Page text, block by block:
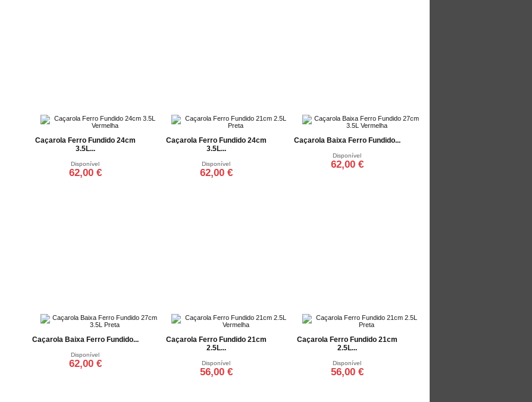
Caçarola Ferro Fundido 24cm
3.5L...
Disponível
62,00 €
Caçarola Ferro Fundido 24cm
3.5L...
Disponível
62,00 €
Caçarola Baixa Ferro Fundido...
Disponível
62,00 €
Caçarola Baixa Ferro Fundido...
Disponível
62,00 €
Caçarola Ferro Fundido 21cm
2.5L...
Disponível
56,00 €
Caçarola Ferro Fundido 21cm
2.5L...
Disponível
56,00 €